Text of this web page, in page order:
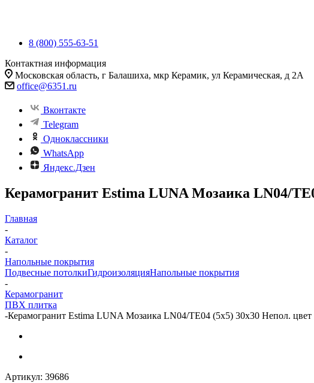
8 (800) 555-63-51
Контактная информация
Московская область, г Балашиха, мкр Керамик, ул Керамическая, д 2А
office@6351.ru
Вконтакте
Telegram
Одноклассники
WhatsApp
Яндекс.Дзен
Керамогранит Estima LUNA Мозаика LN04/
Главная
-
Каталог
-
Напольные покрытия
Подвесные потолкиГидроизоляцияНапольные покрытия
-
Керамогранит
ПВХ плитка
-Керамогранит Estima LUNA Мозаика LN04/TE04 (5х5) 30x30 Непол. цвет
Артикул: 39686